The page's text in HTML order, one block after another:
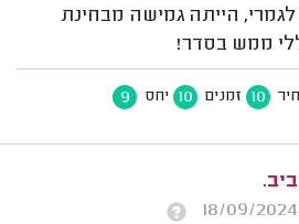
הייתה גמישה מבחינת
ממש בסדר!
10 זמנים 10 יחס 9